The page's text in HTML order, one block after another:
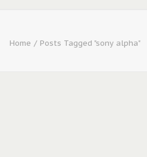
Home Posts Tagged "sony alpha"